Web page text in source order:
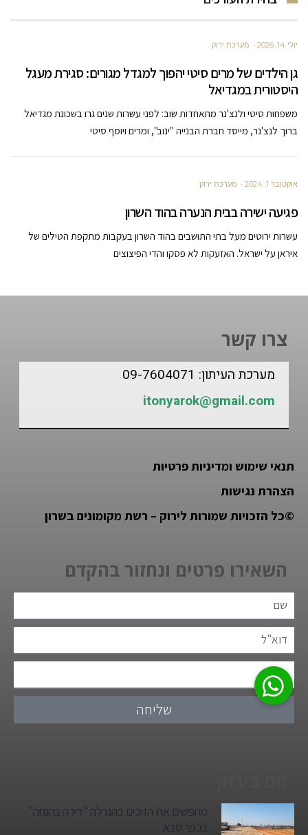
יולי 14, 2026 מערכת ירוק
גן הילדים של מרים סיטי יהפוך למגדל מגורים: סגירת מעגל
היסטורית במגדיאל
משפחות סיטי ולנצ'נר מתאחדות שוב: לפני עשרות שנים גרו בשכונת מגדיאל
ברוך לנצ'נר, מייסד חברת הבנייה "ינוב", ומרים ויוסף סיטי
אוקטובר 1, 2024 מערכת ירוק
פגיעה ישירה בבית הנערה בהוד השרון
עשרות ירוטים מעל בתי התושבים בהוד השרון בעקבות מתקפת הטילים של
איראן על ישראל. האזעקות לא פסקו והדי הפיצוצים
צרו קשר
מערכת העיתון: 09-7604071
itonyarok@gmail.com
תנאי שימוש ומדיניות פרטיות
הצהרת נגישות
©כל הזכויות שמורות לירוק – רשת מקומונים בשרון
השאירו פרטים ונחזור בהקדם
שליחה
מחפשים את הזוכים בהגרלה "דירה בהנחה"
בכפר סבא